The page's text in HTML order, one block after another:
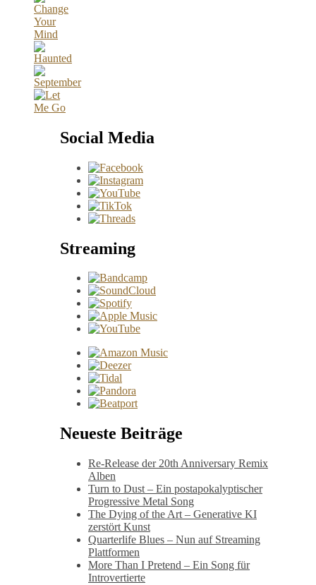
Social Media
Streaming
Neueste Beiträge
Re-Release der 20th Anniversary Remix
Alben
Turn to Dust – Ein postapokalyptischer
Progressive Metal Song
The Dying of the Art – Generative KI
zerstört Kunst
Quarterlife Blues – Nun auf Streaming
Plattformen
More Than I Pretend – Ein Song für
Introvertierte